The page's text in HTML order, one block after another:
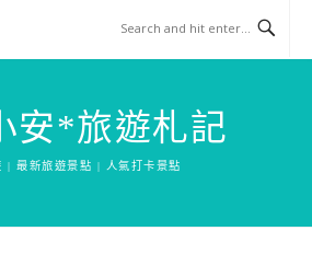
安*旅遊札記
| 最新旅遊景點 | 人氣打卡景點